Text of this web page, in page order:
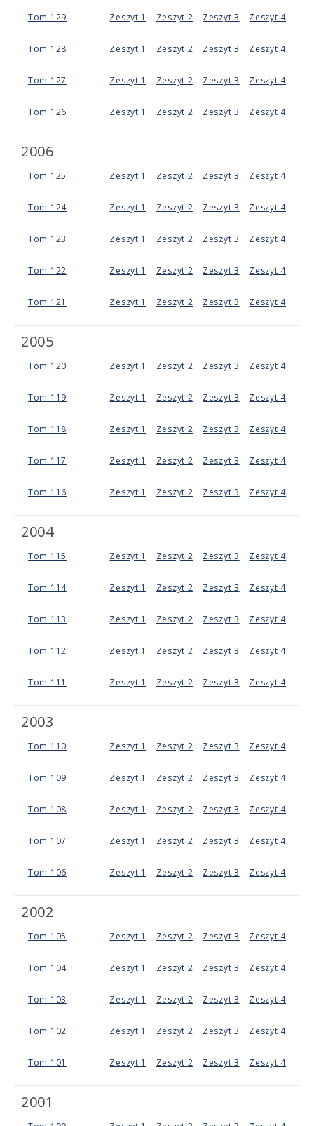
Tom 129 Zeszyt 1 Zeszyt 2 Zeszyt 3 Zeszyt 4
Tom 128 Zeszyt 1 Zeszyt 2 Zeszyt 3 Zeszyt 4
Tom 127 Zeszyt 1 Zeszyt 2 Zeszyt 3 Zeszyt 4
Tom 126 Zeszyt 1 Zeszyt 2 Zeszyt 3 Zeszyt 4
2006
Tom 125 Zeszyt 1 Zeszyt 2 Zeszyt 3 Zeszyt 4
Tom 124 Zeszyt 1 Zeszyt 2 Zeszyt 3 Zeszyt 4
Tom 123 Zeszyt 1 Zeszyt 2 Zeszyt 3 Zeszyt 4
Tom 122 Zeszyt 1 Zeszyt 2 Zeszyt 3 Zeszyt 4
Tom 121 Zeszyt 1 Zeszyt 2 Zeszyt 3 Zeszyt 4
2005
Tom 120 Zeszyt 1 Zeszyt 2 Zeszyt 3 Zeszyt 4
Tom 119 Zeszyt 1 Zeszyt 2 Zeszyt 3 Zeszyt 4
Tom 118 Zeszyt 1 Zeszyt 2 Zeszyt 3 Zeszyt 4
Tom 117 Zeszyt 1 Zeszyt 2 Zeszyt 3 Zeszyt 4
Tom 116 Zeszyt 1 Zeszyt 2 Zeszyt 3 Zeszyt 4
2004
Tom 115 Zeszyt 1 Zeszyt 2 Zeszyt 3 Zeszyt 4
Tom 114 Zeszyt 1 Zeszyt 2 Zeszyt 3 Zeszyt 4
Tom 113 Zeszyt 1 Zeszyt 2 Zeszyt 3 Zeszyt 4
Tom 112 Zeszyt 1 Zeszyt 2 Zeszyt 3 Zeszyt 4
Tom 111 Zeszyt 1 Zeszyt 2 Zeszyt 3 Zeszyt 4
2003
Tom 110 Zeszyt 1 Zeszyt 2 Zeszyt 3 Zeszyt 4
Tom 109 Zeszyt 1 Zeszyt 2 Zeszyt 3 Zeszyt 4
Tom 108 Zeszyt 1 Zeszyt 2 Zeszyt 3 Zeszyt 4
Tom 107 Zeszyt 1 Zeszyt 2 Zeszyt 3 Zeszyt 4
Tom 106 Zeszyt 1 Zeszyt 2 Zeszyt 3 Zeszyt 4
2002
Tom 105 Zeszyt 1 Zeszyt 2 Zeszyt 3 Zeszyt 4
Tom 104 Zeszyt 1 Zeszyt 2 Zeszyt 3 Zeszyt 4
Tom 103 Zeszyt 1 Zeszyt 2 Zeszyt 3 Zeszyt 4
Tom 102 Zeszyt 1 Zeszyt 2 Zeszyt 3 Zeszyt 4
Tom 101 Zeszyt 1 Zeszyt 2 Zeszyt 3 Zeszyt 4
2001